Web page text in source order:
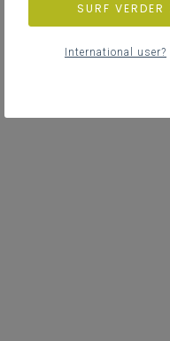
SURF VERDER
International user?